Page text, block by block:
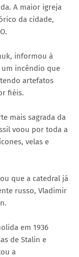
A maior igreja
da cidade,
informou à
incêndio que
artefatos
fiéis.
mais sagrada da
voou por toda a
velas e
que a catedral já
russo, Vladimir
em 1936
de Stalin e
a